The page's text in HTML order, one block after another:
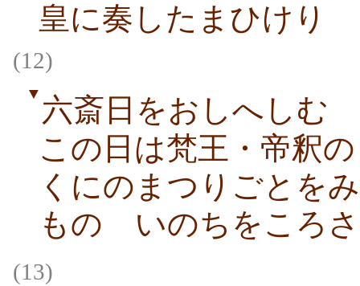
皇に奏したまひけり
(12)
▼ 六斎日をおしへしむ
この日は梵王・帝釈の
くにのまつりごとを
ものゝいのちをころ
(13)